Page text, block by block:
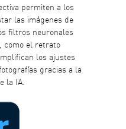
permiten a los
las imágenes de
filtros neuronales
como el retrato
los ajustes
gracias a la
la IA.